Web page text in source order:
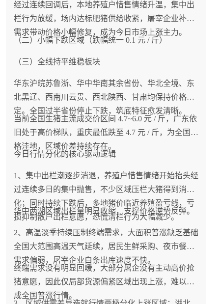
经过连续回调后，本地养殖户惜售情绪升温，集中出
栏行为放缓，场内达标肥猪供给收紧，屠宰企业补库
需求带动价格小幅修复，成为今日市场上涨主力。
（二）小幅下跌区域（跌幅统一 0.1 元 / 斤）
（三）全线持平维稳板块
华东沪皖苏鲁浙、华中华南其余省份、华北全境、东
北黑辽、西南川云贵、西北陕西、甘肃均保持价格稳
定。全国过半省份停止下跌，筑底特征愈发清晰。
当前全国生猪主流成交价区间 4.7~6.0 元 / 斤，广东依
旧处于高价梯队，重庆最低跌至 4.7 元 / 斤，为全国价
格洼地，区域价差持续存在。
今日行情分化的核心驱动逻辑
1、集中出栏潮逐步消退，养殖户惜售情绪开始抬头经
过连续多日的集中抛售，不少区域压栏大猪得到消
化；同时持续下跌后，多地猪价临近养殖盈亏线，亏
损抑制散户出栏意愿，恐慌清栏行为大幅减少。
华中两湖区域出栏量明显收缩，支撑价格逆势反弹。
2、高温淡季持续压制终端需求，大面积普涨缺乏基础
全国大范围高温天气延续，居民生鲜采购、夜市餐饮
需求偏弱，屠宰企业白条出库速度不快。
终端需求没有明显回暖，大部分屠企没有主动高价抢
猪意愿，因此仅局部货源偏紧区域出现上涨，难以形
成全国普涨行情。